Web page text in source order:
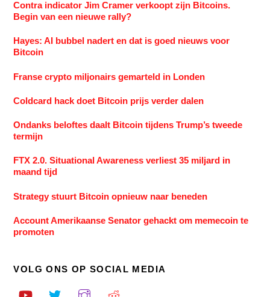
Contra indicator Jim Cramer verkoopt zijn Bitcoins.
Begin van een nieuwe rally?
Hayes: AI bubbel nadert en dat is goed nieuws voor
Bitcoin
Franse crypto miljonairs gemarteld in Londen
Coldcard hack doet Bitcoin prijs verder dalen
Ondanks beloftes daalt Bitcoin tijdens Trump’s tweede
termijn
FTX 2.0. Situational Awareness verliest 35 miljard in
maand tijd
Strategy stuurt Bitcoin opnieuw naar beneden
Account Amerikaanse Senator gehackt om memecoin te
promoten
VOLG ONS OP SOCIAL MEDIA